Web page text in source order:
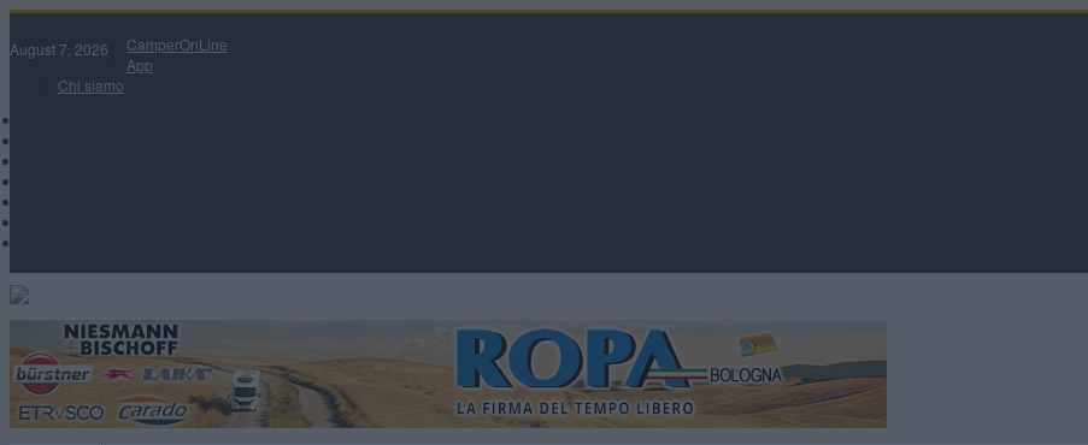
August 7, 2026
CamperOnLine
App
Chi siamo